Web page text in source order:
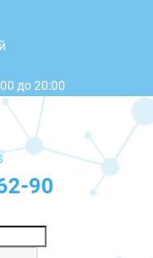
до 20:00
90